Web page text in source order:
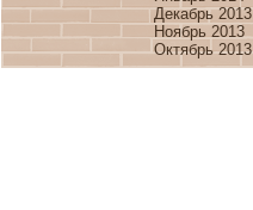
Декабрь 2013
Ноябрь 2013
Октябрь 2013